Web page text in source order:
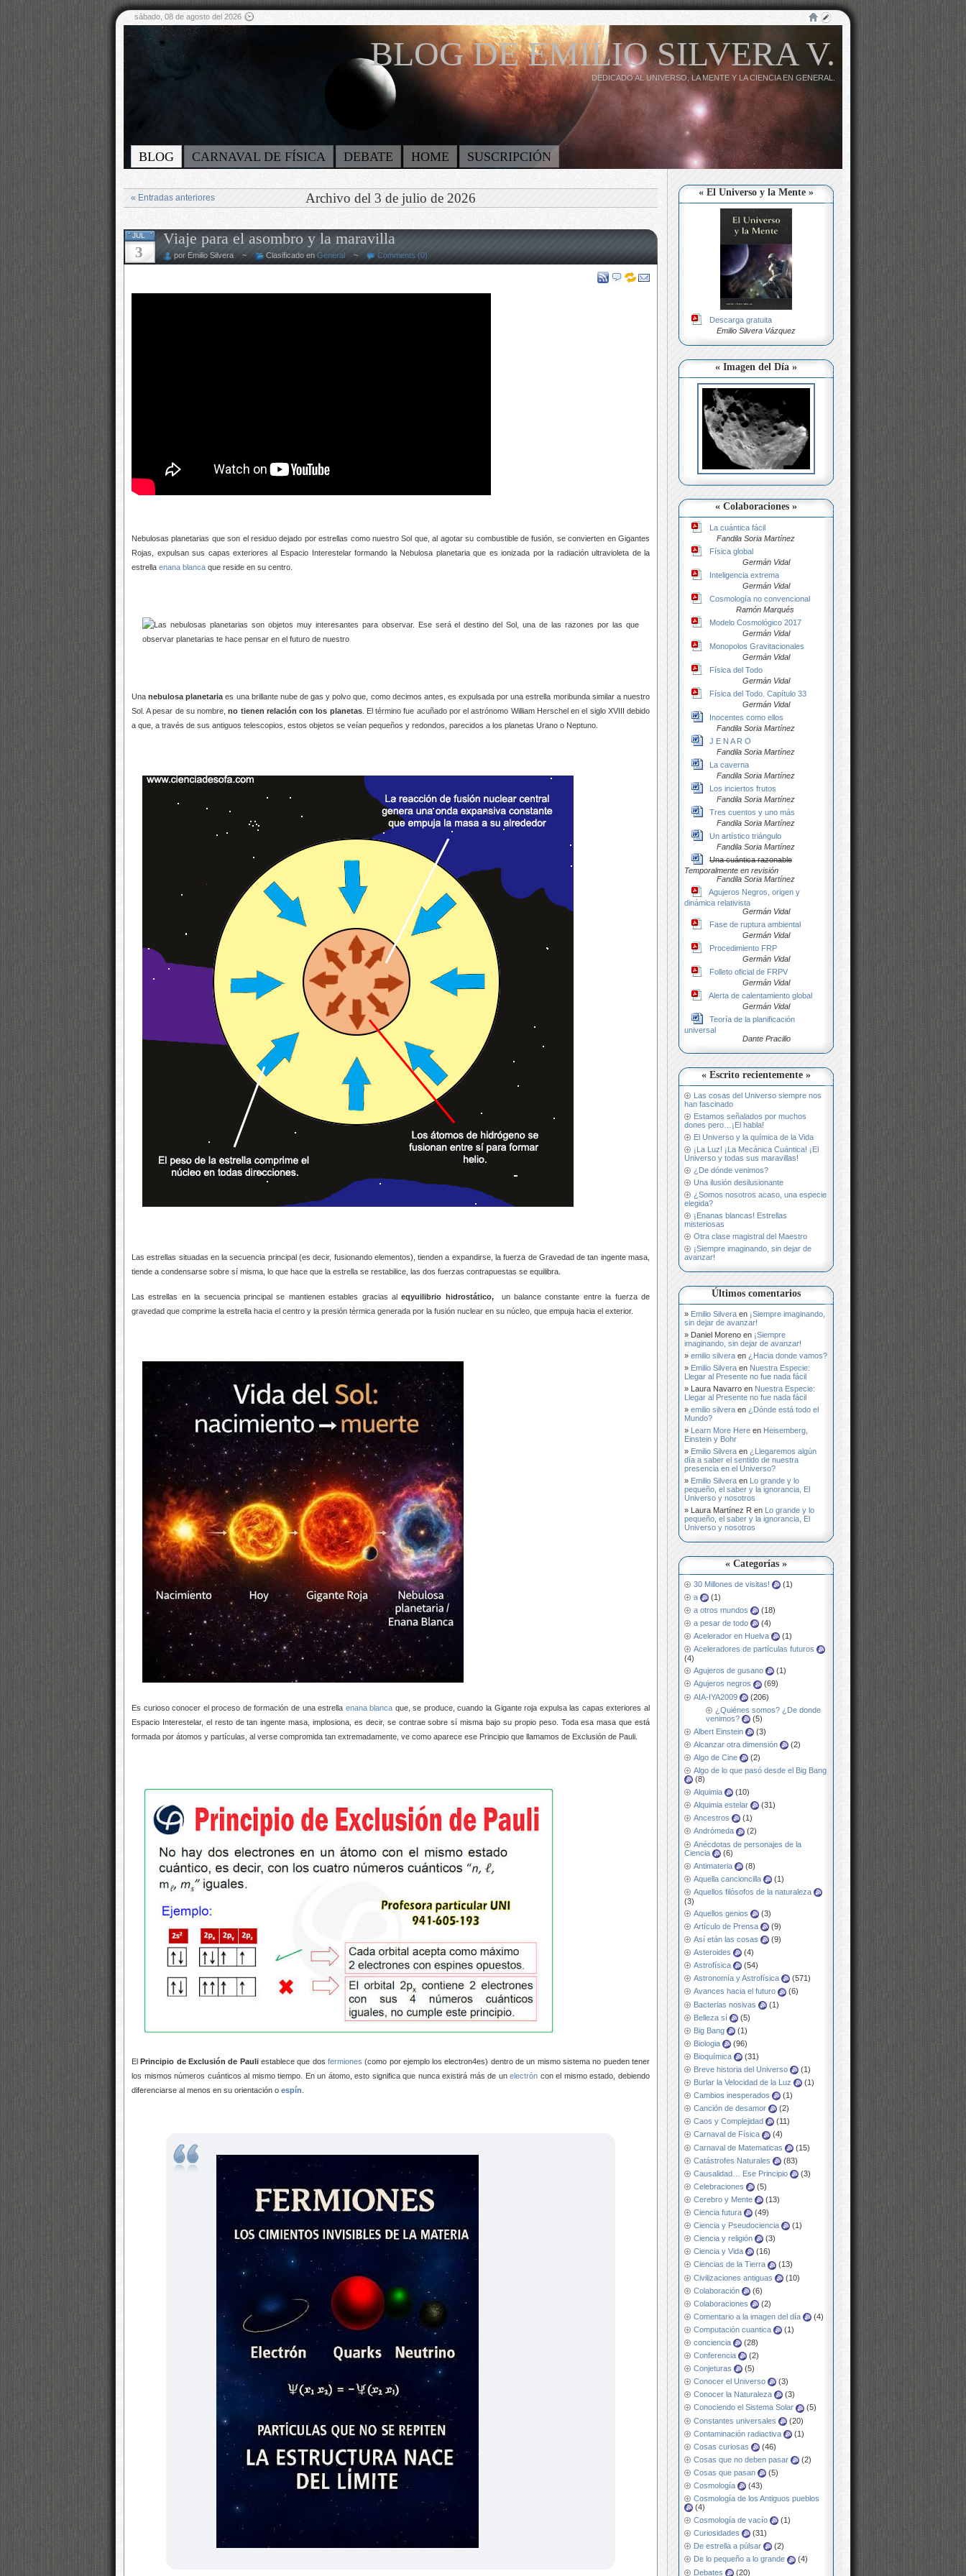
sábado, 08 de agosto del 2026
BLOG DE EMILIO SILVERA V.
DEDICADO AL UNIVERSO, LA MENTE Y LA CIENCIA EN GENERAL.
BLOG CARNAVAL DE FÍSICA DEBATE HOME SUSCRIPCIÓN
« El Universo y la Mente »
Descarga gratuita
Emilio Silvera Vázquez
« Imagen del Día »
« Colaboraciones »
La cuántica fácil
Fandila Soria Martínez
Física global
Germán Vidal
Inteligencia extrema
Germán Vidal
Cosmología no convencional
Ramón Marqués
Modelo Cosmológico 2017
Germán Vidal
Monopolos Gravitacionales
Germán Vidal
Física del Todo
Germán Vidal
Física del Todo. Capítulo 33
Germán Vidal
Inocentes como ellos
Fandila Soria Martínez
J E N A R O
Fandila Soria Martínez
La caverna
Fandila Soria Martínez
Los inciertos frutos
Fandila Soria Martínez
Tres cuentos y uno más
Fandila Soria Martínez
Un artístico triángulo
Fandila Soria Martínez
Una cuántica razonable
Temporalmente en revisión
Fandila Soria Martínez
Agujeros Negros, origen y
dinámica relativista
Germán Vidal
Fase de ruptura ambiental
Germán Vidal
Procedimiento FRP
Germán Vidal
Folleto oficial de FRPV
Germán Vidal
Alerta de calentamiento global
Germán Vidal
Teoría de la planificación
universal
Dante Pracilio
« Escrito recientemente »
Las cosas del Universo siempre nos
han fascinado
Estamos señalados por muchos
dones pero…¡El habla!
El Universo y la química de la Vida
¡La Luz! ¡La Mecánica Cuántica! ¡El
Universo y todas sus maravillas!
¿De dónde venimos?
Una ilusión desilusionante
¿Somos nosotros acaso, una especie
elegida?
¡Enanas blancas! Estrellas
misteriosas
Otra clase magistral del Maestro
¡Siempre imaginando, sin dejar de
avanzar!
Últimos comentarios
Emilio Silvera en ¡Siempre imaginando,
sin dejar de avanzar!
Daniel Moreno en ¡Siempre
imaginando, sin dejar de avanzar!
emilio silvera en ¿Hacia donde vamos?
Emilio Silvera en Nuestra Especie:
Llegar al Presente no fue nada fácil
Laura Navarro en Nuestra Especie:
Llegar al Presente no fue nada fácil
emilio silvera en ¿Dónde está todo el
Mundo?
Learn More Here en Heisemberg,
Einstein y Bohr
Emilio Silvera en ¿Llegaremos algún
día a saber el sentido de nuestra
presencia en el Universo?
Emilio Silvera en Lo grande y lo
pequeño, el saber y la ignorancia, El
Universo y nosotros
Laura Martínez R en Lo grande y lo
pequeño, el saber y la ignorancia, El
Universo y nosotros
« Categorías »
30 Millones de visitas!
(1)
a
(1)
a otros mundos
(18)
a pesar de todo
(4)
Acelerador en Huelva
(1)
Aceleradores de partículas futuros
(4)
Agujeros de gusano
(1)
Agujeros negros
(69)
AIA-IYA2009
(206)
¿Quiénes somos? ¿De donde
venimos?
(5)
Albert Einstein
(3)
Alcanzar otra dimensión
(2)
Algo de Cine
(2)
Algo de lo que pasó desde el Big Bang
(8)
Alquimia
(10)
Alquimia estelar
(31)
Ancestros
(1)
Andrómeda
(2)
Anécdotas de personajes de la
Ciencia
(6)
Antimateria
(8)
Aquella cancioncilla
(1)
Aquellos filósofos de la naturaleza
(3)
Aquellos genios
(3)
Artículo de Prensa
(9)
Así etán las cosas
(9)
Asteroides
(4)
Astrofísica
(54)
Astronomía y Astrofísica
(571)
Avances hacia el futuro
(6)
Bacterias nosivas
(1)
Belleza sí
(5)
Big Bang
(1)
Biologia
(96)
Bioquímica
(31)
Breve historia del Universo
(1)
Burlar la Velocidad de la Luz
(1)
Cambios inesperados
(1)
Canción de desamor
(2)
Caos y Complejidad
(11)
Carnaval de Física
(4)
Carnaval de Matematicas
(15)
Catástrofes Naturales
(83)
Causalidad… Ese Principio
(3)
Celebraciones
(5)
Cerebro y Mente
(13)
Ciencia futura
(49)
Ciencia y Pseudociencia
(1)
Ciencia y religión
(3)
Ciencia y Vida
(16)
Ciencias de la Tierra
(13)
Civilizaciones antiguas
(10)
Colaboración
(6)
Colaboraciones
(2)
Comentario a la imagen del día
(4)
Computación cuantica
(1)
conciencia
(28)
Conferencia
(2)
Conjeturas
(5)
Conocer el Universo
(3)
Conocer la Naturaleza
(3)
Conociendo el Sistema Solar
(5)
Constantes universales
(20)
Contaminación radiactiva
(1)
Cosas curiosas
(46)
Cosas que no deben pasar
(2)
Cosas que pasan
(5)
Cosmología
(43)
Cosmología de los Antiguos pueblos
(4)
Cosmología de vacío
(1)
Curiosidades
(31)
De estrella a púlsar
(2)
De lo pequeño a lo grande
(4)
Debates
(20)
Archivo del 3 de julio de 2026
« Entradas anteriores
JUL
3
Viaje para el asombro y la maravilla
por Emilio Silvera ~ Clasificado en General ~ Comments (0)
Nebulosas planetarias que son el residuo dejado por estrellas como nuestro Sol que, al agotar su combustible de fusión, se convierten en Gigantes
Rojas, expulsan sus capas exteriores al Espacio Interestelar formando la Nebulosa planetaria que es ionizada por la radiación ultravioleta de la
estrella enana blanca que reside en su centro.
Unanebulosa planetaria es una brillante nube de gas y polvo que, como decimos antes, es expulsada por una estrella moribunda similar a nuestro
Sol.A pesar de su nombre,no tienen relación con los planetas. El término fue acuñado por el astrónomo William Herschel en el siglo XVIII debido
a que, a través de sus antiguos telescopios, estos objetos se veían pequeños y redondos, parecidos a los planetas Urano o Neptuno.
Las estrellas situadas en la secuencia principal (es decir, fusionando elementos), tienden a expandirse, la fuerza de Gravedad de tan ingente masa,
tiende a condensarse sobre sí misma, lo que hace que la estrella se restabilice, las dos fuerzas contrapuestas se equilibra.
Las estrellas en la secuencia principal se mantienen estables gracias aleqyuilibrio hidrostático,
un balance constante entre la fuerza de
gravedad que comprime la estrella hacia el centro y la presión térmica generada por la fusión nuclear en su núcleo, que empuja hacia el exterior.
Es curioso conocer el proceso de formación de una estrella enana blanca que, se produce, cuando la Gigante roja expulsa las capas exteriores al
Espacio Interestelar, el resto de tan ingente masa, implosiona, es decir, se contrae sobre sí misma bajo su propio peso. Toda esa masa que está
formada por átomos y partículas, al verse compromida tan extremadamente, ve como aparece ese Principio que llamamos de Exclusión de Pauli.
ElPrincipio de Exclusión de Pauliestablece que dos fermiones (como por ejemplo los electron4es) dentro de un mismo sistema no pueden tener
los mismos números cuánticos al mismo tiempo.
En un átomo, esto significa que nunca existirá más de unelectrón con el mismo estado, debiendo
diferenciarse al menos en su orientación o espín